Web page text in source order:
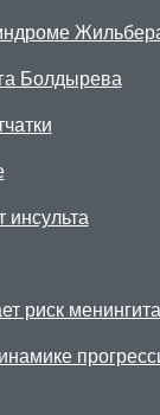
Болдырева
инсульта
риск